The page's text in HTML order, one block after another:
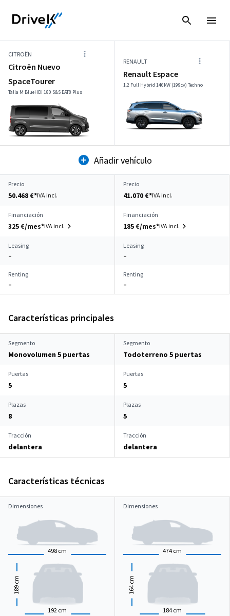
CITROËN
Citroën Nuevo
SpaceTourer
Talla M BlueHDi 180 S&S EAT8 Plus
RENAULT
Renault Espace
1.2 Full Hybrid 146kW (199cv) Techno
Añadir vehículo
Precio
50.468 €*IVA incl.
Precio
41.070 €*IVA incl.
Financiación
325 €/mes*IVA incl.
Financiación
185 €/mes*IVA incl.
Leasing
–
Leasing
–
Renting
–
Renting
–
Características principales
Segmento
Monovolumen 5 puertas
Segmento
Todoterreno 5 puertas
Puertas
5
Puertas
5
Plazas
8
Plazas
5
Tracción
delantera
Tracción
delantera
Características técnicas
Dimensiones
498 cm
192 cm
189
cm
Dimensiones
474 cm
184 cm
164
cm